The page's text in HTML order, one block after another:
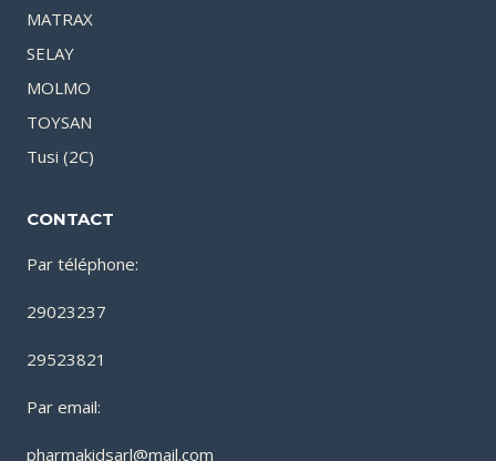
MATRAX
SELAY
MOLMO
TOYSAN
Tusi (2C)
CONTACT
Par téléphone:
29023237
29523821
Par email:
pharmakidsarl@mail.com